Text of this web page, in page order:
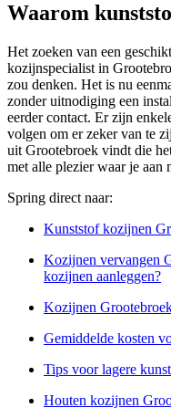
Waarom
Het zoeken van een
kozijnspecialist in
zou denken. Het is nu
zonder uitnodiging een
eerder contact. Er zijn
volgen om er zeker van te
uit Grootebroek vindt die
met alle plezier waar je aan
Spring direct naar:
Kunststof kozijnen
Kozijnen vervangen
kozijnen aanleggen?
Kozijnen
Gemiddelde kosten
Tips voor lagere
Houten kozijnen